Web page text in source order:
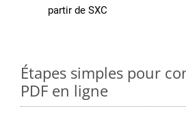
partir de SXC
Étapes simples pour
PDF en ligne